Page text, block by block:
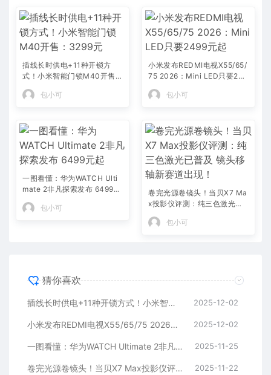
插线长时供电+11种开锁方
式！小米智能门锁M40开售：
3299元
包小可
小米发布REDMI电视X55/65/
75 2026：Mini LED只要249
9元起
包小可
一图看懂：华为WATCH Ulti
mate 2非凡探索发布 6499元
起
包小可
卷完光源卷镜头！当贝X7 Ma
x投影仪评测：纯三色激光已
普及 镜头移轴新赛道出现！
包小可
猜你喜欢
插线长时供电+11种开锁方式！小米智能门锁M40开售：3299元 2025-12-02
小米发布REDMI电视X55/65/75 2026：Mini LED只要2499元起 2025-12-02
一图看懂：华为WATCH Ultimate 2非凡探索发布 6499元起 2025-11-25
卷完光源卷镜头！当贝X7 Max投影仪评测：纯三色激光已普及 镜头移轴新赛道出现！ 2025-11-22